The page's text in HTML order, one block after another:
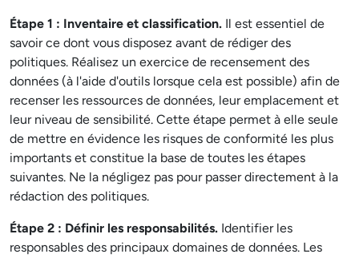
Étape 1 : Inventaire et classification. Il est essentiel de
savoir ce dont vous disposez avant de rédiger des
politiques. Réalisez un exercice de recensement des
données (à l'aide d'outils lorsque cela est possible) afin de
recenser les ressources de données, leur emplacement et
leur niveau de sensibilité. Cette étape permet à elle seule
de mettre en évidence les risques de conformité les plus
importants et constitue la base de toutes les étapes
suivantes. Ne la négligez pas pour passer directement à la
rédaction des politiques.
Étape 2 : Définir les responsabilités. Identifier les
responsables des principaux domaines de données. Les